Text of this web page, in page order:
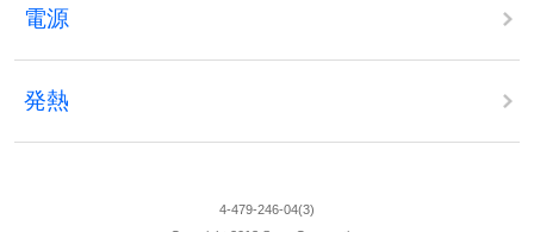
電源
発熱
4-479-246-04(3)